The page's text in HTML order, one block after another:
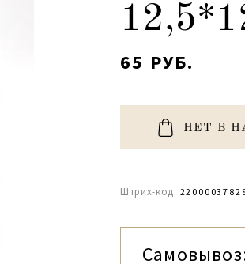
65 РУБ.
НЕТ В
Штрих-код: